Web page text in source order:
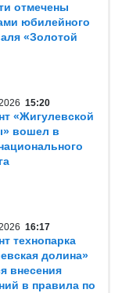
отмечены
юбилейного
«Золотой
15:20
«Жигулевской
вошел в
16:17
технопарка
долина»
внесения
в правила по